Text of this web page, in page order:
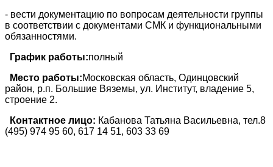
- вести документацию по вопросам деятельности группы
в соответствии с документами СМК и функциональными
обязанностями.
График работы:полный
Место работы:Московская область, Одинцовский
район, р.п. Большие Вяземы, ул. Институт, владение 5,
строение 2.
Контактное лицо: Кабанова Татьяна Васильевна, тел.8
(495) 974 95 60, 617 14 51, 603 33 69